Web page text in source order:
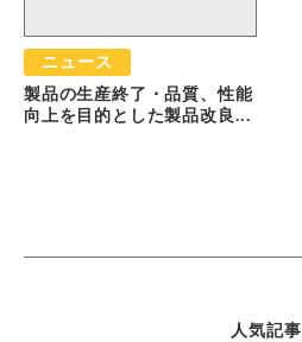
ニュース
製品の生産終了・品質、性能
向上を目的とした製品改良...
人気記事